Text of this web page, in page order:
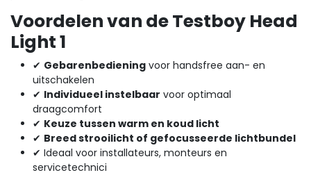
Voordelen van de Testboy Head
Light 1
✔ Gebarenbediening voor handsfree aan- en
uitschakelen
✔ Individueel instelbaar voor optimaal
draagcomfort
✔ Keuze tussen warm en koud licht
✔ Breed strooilicht of gefocusseerde lichtbundel
✔ Ideaal voor installateurs, monteurs en
servicetechnici